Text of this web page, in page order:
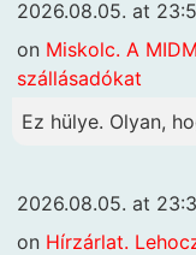
2026.08.05. at
on Miskolc. A
szállásadókat
Ez hülye. Olyan,
2026.08.05. at
on Hírzárlat.